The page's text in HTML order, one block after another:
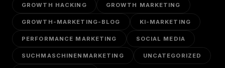
GROWTH HACKING GROWTH MARKETING
GROWTH-MARKETING-BLOG KI-MARKETING
PERFORMANCE MARKETING SOCIAL MEDIA
SUCHMASCHINENMARKETING UNCATEGORIZED